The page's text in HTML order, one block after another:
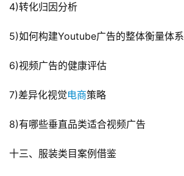
4)转化归因分析
5)如何构建Youtube广告的整体衡量体系
6)视频广告的健康评估
7)差异化视觉电商策略
8)有哪些垂直品类适合视频广告
十三、服装类目案例借鉴